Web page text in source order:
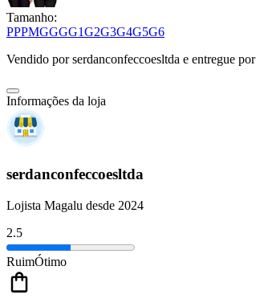
Tamanho:
PPPMGGGG1G2G3G4G5G6
Vendido porserdanconfeccoesltda e entregue por
Informações da loja
serdanconfeccoesltda
Lojista Magalu desde 2024
2.5
RuimÓtimo